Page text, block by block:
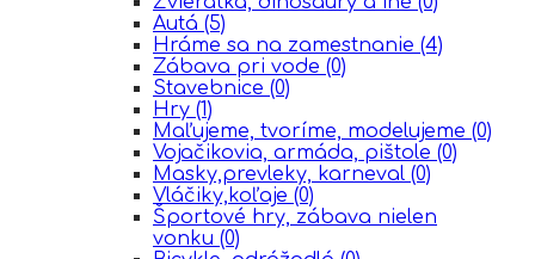
Autá (5)
Hráme sa na zamestnanie (4)
Zábava pri vode (0)
Stavebnice (0)
Hry (1)
Maľujeme, tvoríme, modelujeme (0)
Vojačikovia, armáda, pištole (0)
Masky,prevleky, karneval (0)
Vláčiky,koľaje (0)
Športové hry, zábava nielen
vonku (0)